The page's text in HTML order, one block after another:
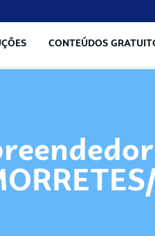
CONTEÚDOS